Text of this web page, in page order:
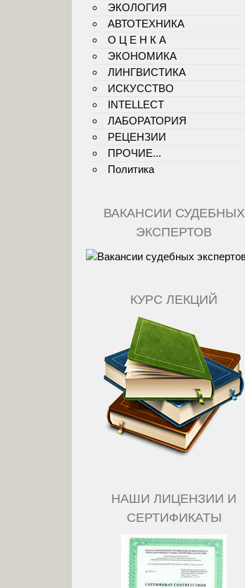
ЭКОЛОГИЯ
АВТОТЕХНИКА
О Ц Е Н К А
ЭКОНОМИКА
ЛИНГВИСТИКА
ИСКУССТВО
INTELLECT
ЛАБОРАТОРИЯ
РЕЦЕНЗИИ
ПРОЧИЕ...
Политика
ВАКАНСИИ СУДЕБНЫХ
ЭКСПЕРТОВ
КУРС ЛЕКЦИЙ
НАШИ ЛИЦЕНЗИИ И
СЕРТИФИКАТЫ